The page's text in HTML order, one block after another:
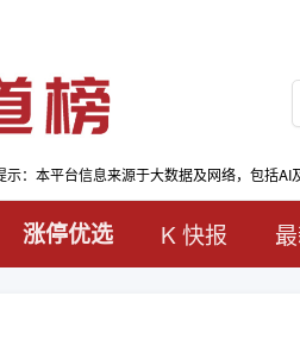
示：本平台信息来源于大数据及网络，包括
涨停优选 K 快报